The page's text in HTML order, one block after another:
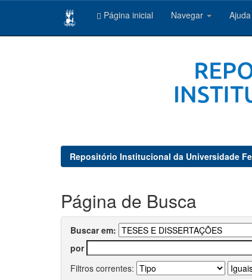
Página inicial Navegar Ajuda
Repositório Institucional da Universidade
Página de Busca
Buscar em:
por
Filtros correntes: